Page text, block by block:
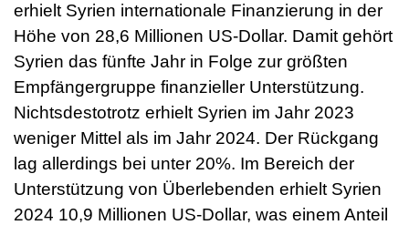
erhielt Syrien internationale Finanzierung in der
Höhe von 28,6 Millionen US-Dollar. Damit gehört
Syrien das fünfte Jahr in Folge zur größten
Empfängergruppe finanzieller Unterstützung.
Nichtsdestotrotz erhielt Syrien im Jahr 2023
weniger Mittel als im Jahr 2024. Der Rückgang
lag allerdings bei unter 20%. Im Bereich der
Unterstützung von Überlebenden erhielt Syrien
2024 10,9 Millionen US-Dollar, was einem Anteil